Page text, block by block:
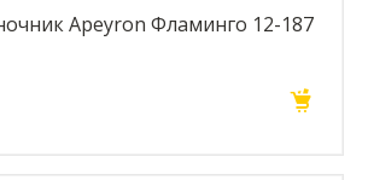
Apeyron Фламинго 12-187